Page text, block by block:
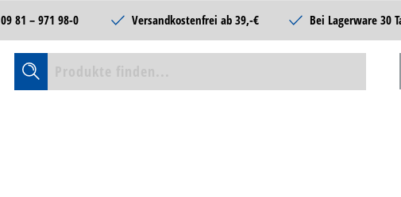
09 81 – 971 98-0 Versandkostenfrei ab 39,-€ Bei Lagerware 30